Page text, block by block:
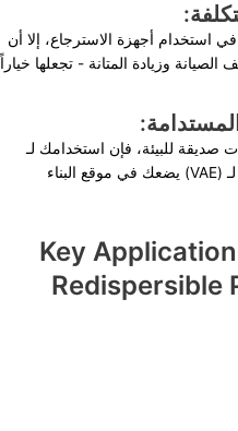
استخدام أجهزة الاسترجاع، إلا أن
وزيادة المتانة - تجعلها خياراً
صديقة للبيئة، فإن استخدامك لـ
LANDU لـ (LANDU) لـ (RDPs) الدقيقة لـ (VAE) يضعك في موقع البناء
Key
Redispersible